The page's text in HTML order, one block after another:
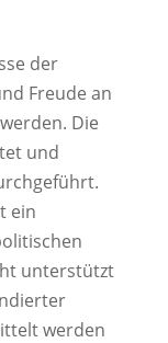
der
Freude an
Die
und
ein
unterstützt
werden